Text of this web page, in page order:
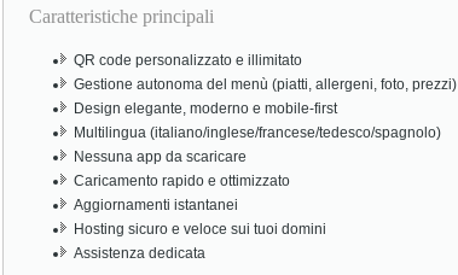
Caratteristiche principali
QR code personalizzato e illimitato
Gestione autonoma del menù (piatti, allergeni, foto, prezzi)
Design elegante, moderno e mobile-first
Multilingua (italiano/inglese/francese/tedesco/spagnolo)
Nessuna app da scaricare
Caricamento rapido e ottimizzato
Aggiornamenti istantanei
Hosting sicuro e veloce sui tuoi domini
Assistenza dedicata